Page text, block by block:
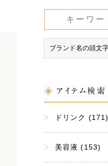
アイテム検索
ドリンク (171)
美容液 (153)